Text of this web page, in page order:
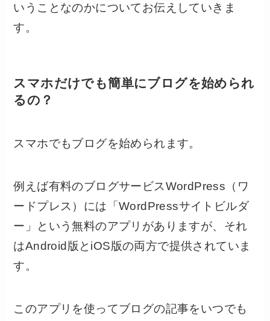
いうことなのかについてお伝えしていきま
す。
スマホだけでも簡単にブログを始められ
るの？
スマホでもブログを始められます。
例えば有料のブログサービスWordPress（ワ
ードプレス）には「WordPressサイトビルダ
ー」という無料のアプリがありますが、それ
はAndroid版とiOS版の両方で提供されていま
す。
このアプリを使ってブログの記事をいつでも